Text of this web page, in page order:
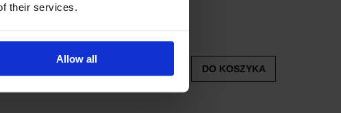
their services.
Allow all
DO KOSZYKA